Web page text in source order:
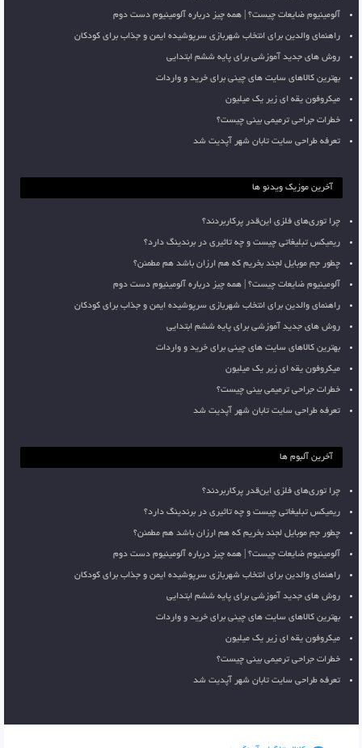
آلومینیوم ضایعات چیست؟ | همه چیز درباره آلومینیوم دست دوم
راهنمای والدین برای انتخاب شهربازی سرپوشیده ایمن و جذاب برای کودکان
روش های جدید آموزشی برای پایه ششم ابتدایی
بهترین کالاهای سایت های چینی برای خرید و واردات
میکروفون یقه ای زیر یک میلیون
خطرات جراحی ترمیمی بینی چیست؟
تعرفه طراحی سایت تابان شهر آپدیت شد
آخرین موزیک ویدئو ها
چرا توری‌های فلزی این‌قدر پرکاربردند؟
ریمیکس تبلیغاتی چیست و چه تاثیری در برندینگ دارد؟
چطور جم موبایل لجند بخریم که هم ارزان باشد هم مطمئن؟
آلومینیوم ضایعات چیست؟ | همه چیز درباره آلومینیوم دست دوم
راهنمای والدین برای انتخاب شهربازی سرپوشیده ایمن و جذاب برای کودکان
روش های جدید آموزشی برای پایه ششم ابتدایی
بهترین کالاهای سایت های چینی برای خرید و واردات
میکروفون یقه ای زیر یک میلیون
خطرات جراحی ترمیمی بینی چیست؟
تعرفه طراحی سایت تابان شهر آپدیت شد
آخرین آلبوم ها
چرا توری‌های فلزی این‌قدر پرکاربردند؟
ریمیکس تبلیغاتی چیست و چه تاثیری در برندینگ دارد؟
چطور جم موبایل لجند بخریم که هم ارزان باشد هم مطمئن؟
آلومینیوم ضایعات چیست؟ | همه چیز درباره آلومینیوم دست دوم
راهنمای والدین برای انتخاب شهربازی سرپوشیده ایمن و جذاب برای کودکان
روش های جدید آموزشی برای پایه ششم ابتدایی
بهترین کالاهای سایت های چینی برای خرید و واردات
میکروفون یقه ای زیر یک میلیون
خطرات جراحی ترمیمی بینی چیست؟
تعرفه طراحی سایت تابان شهر آپدیت شد